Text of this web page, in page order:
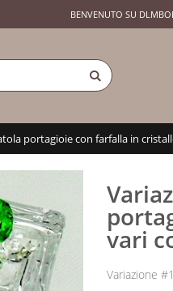
BENVENUTO SU
portagioie con farfalla in
vari
Variazione